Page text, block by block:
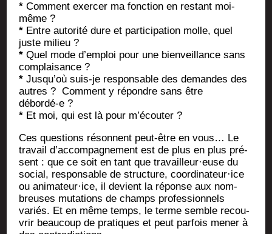
* Com­ment exer­cer ma fonc­tion en res­tant moi-
même ?
* Entre auto­ri­té dure et par­ti­ci­pa­tion molle, quel
juste milieu ?
*Quel mode d’emploi pour une bien­veillance sans
complaisance ?
*Jusqu’où suis-je res­pon­sable des demandes des
autres ? Com­ment y répondre sans être
débordé‑e ?
* Et moi, qui est là pour m’écouter ?
Ces ques­tions résonnent peut-être en vous… Le
tra­vail d’accompagnement est de plus en plus pré­
sent : que ce soit en tant que travailleur·euse du
social, res­pon­sable de struc­ture, coordinateur·ice
ou animateur·ice, il devient la réponse aux nom­
breuses muta­tions de champs pro­fes­sion­nels
variés. Et en même temps, le terme semble recou­
vrir beau­coup de pra­tiques et peut par­fois mener à